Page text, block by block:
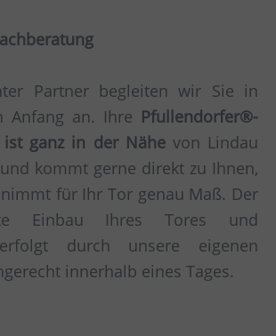
Partner begleiten wir Sie in
Anfang an. Ihre Pfullendorfer®-
ist ganz in der Nähevon Lindau
kommt gerne direkt zu Ihnen,
für Ihr Tor genau Maß. Der
Einbau Ihres Tores und
durch unsere eigenen
innerhalb eines Tages.